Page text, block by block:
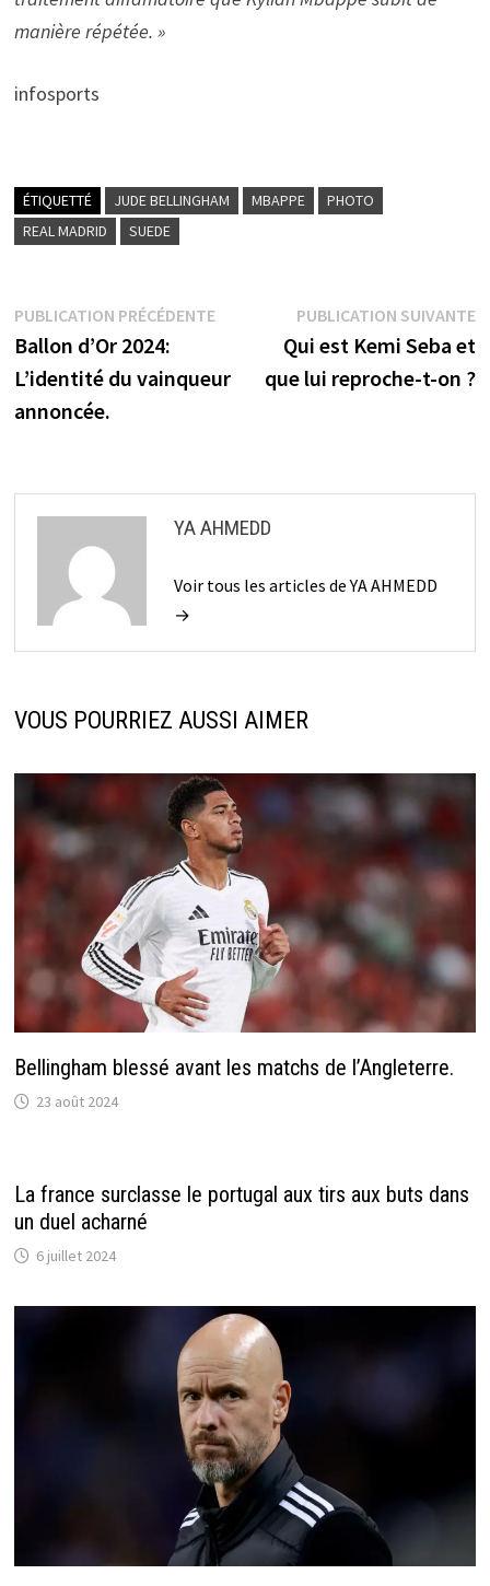
manière répétée. »
infosports
ÉTIQUETTÉ JUDE BELLINGHAM MBAPPE
PHOTO
REAL MADRID
SUEDE
Navigation
de
l’article
PUBLICATION PRÉCÉDENTEPublication
précédente :
Ballon d’Or 2024:
L’identité du vainqueur
annoncée.
PUBLICATION SUIVANTE
Qui est Kemi Seba et
que lui reproche-t-on ?
YA AHMEDD
Voir tous les articles de YA AHMEDD
→
VOUS POURRIEZ AUSSI AIMER
Bellingham blessé avant les matchs de l’Angleterre.
23 août 2024
La france surclasse le portugal aux tirs aux buts dans
un duel acharné
6 juillet 2024